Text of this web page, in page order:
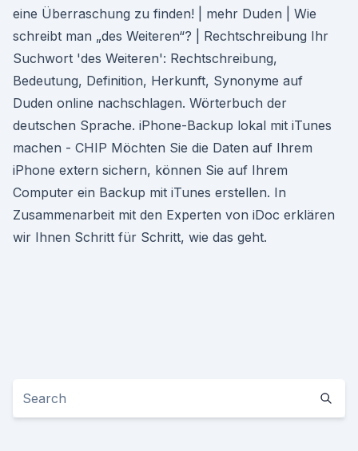
eine Überraschung zu finden! | mehr Duden | Wie
schreibt man „des Weiteren“? | Rechtschreibung Ihr
Suchwort 'des Weiteren': Rechtschreibung,
Bedeutung, Definition, Herkunft, Synonyme auf
Duden online nachschlagen. Wörterbuch der
deutschen Sprache. iPhone-Backup lokal mit iTunes
machen - CHIP Möchten Sie die Daten auf Ihrem
iPhone extern sichern, können Sie auf Ihrem
Computer ein Backup mit iTunes erstellen. In
Zusammenarbeit mit den Experten von iDoc erklären
wir Ihnen Schritt für Schritt, wie das geht.